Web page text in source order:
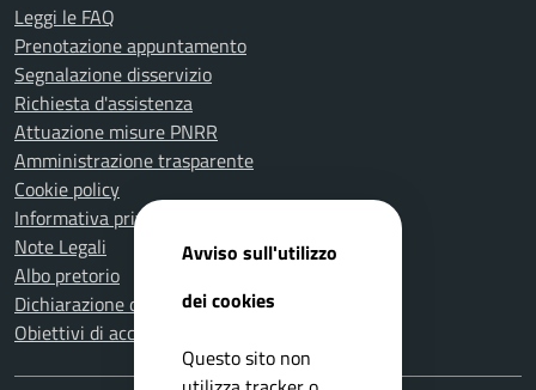
Leggi le FAQ
Prenotazione appuntamento
Segnalazione disservizio
Richiesta d'assistenza
Attuazione misure PNRR
Amministrazione trasparente
Cookie policy
Informativa privacy
Note Legali
Albo pretorio
Dichiarazione di accessibilità
Obiettivi di accessibilità
Avviso sull'utilizzo
dei cookies
Questo sito non